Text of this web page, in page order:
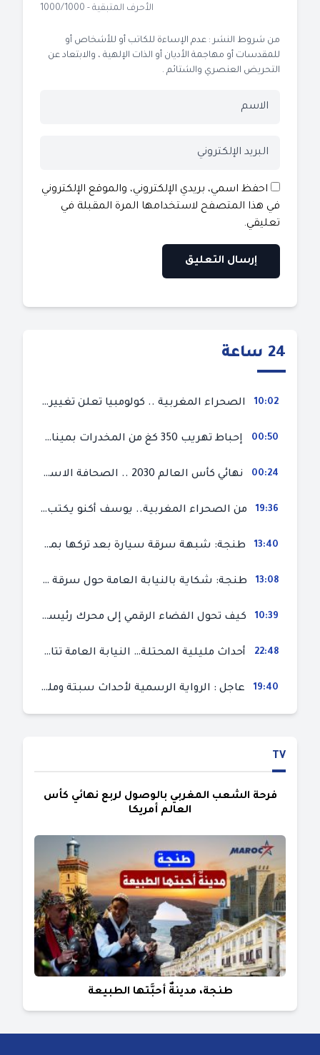
الأحرف المتبقية - 1000/1000
من شروط النشر : عدم الإساءة للكاتب أو للأشخاص أو
للمقدسات أو مهاجمة الأديان أو الذات الإلهية ، والابتعاد عن
التحريض العنصري والشتائم .
احفظ اسمي، بريدي الإلكتروني، والموقع الإلكتروني
في هذا المتصفح لاستخدامها المرة المقبلة في
تعليقي.
24 ساعة
10:02 الصحراء المغربية .. كولومبيا تعلن تغييرا في موقفها وتعترف بسيادة المغرب على صحرائه
00:50 إحباط تهريب 350 كغ من المخدرات بميناء طنجة المتوسط
00:24 نهائي كأس العالم 2030 .. الصحافة الاسبانية قلقة من حسم الملف لصالح المغرب و”تتهم رئيس الفيفا”
19:36 من الصحراء المغربية.. يوسف أكنو يكتب عن أزمة سبتة المحتلة ويؤكد ان الهجرة السرية ليست حلا وبناء الوطن هو الخيار الأفضل
13:40 طنجة: شبهة سرقة سيارة بعد تركها بمحل ميكانيك للإصلاح
13:08 طنجة: شكاية بالنيابة العامة حول سرقة سيارة تركها صاحبها بمحل ميكانيك للإصلاح
10:39 كيف تحول الفضاء الرقمي إلى محرك رئيسي لأحداث الهجرة في سبتة؟
22:48 أحداث مليلية المحتلة… النيابة العامة تتابع 50 متورطا في محاولة اقتحام السياح الحدودي بتهم ثقيلة
19:40 عاجل : الرواية الرسمية لأحداث سبتة ومليلية المحتلتين (وزارة الداخلية)
TV
فرحة الشعب المغربي بالوصول لربع نهائي كأس
العالم أمريكا
طنجة، مدينةٌ أحبَّتها الطبيعة